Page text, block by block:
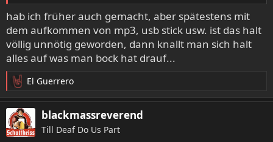
hab ich früher auch gemacht, aber spätestens mit
dem aufkommen von mp3, usb stick usw. ist das halt
völlig unnötig geworden, dann knallt man sich halt
alles auf was man bock hat drauf...
R
e
a
k
t
El Guerrero
blackmassreverend
Till Deaf Do Us Part